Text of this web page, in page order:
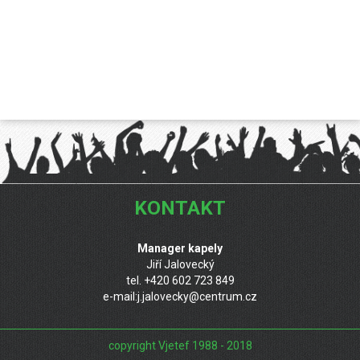
KONTAKT
Manager kapely
Jiří Jalovecký
tel. +420 602 723 849
e-mail:j.jalovecky@centrum.cz
copyright Vjetef 1988 - 2018